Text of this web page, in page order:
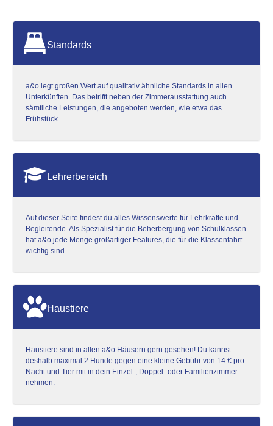
Standards
a&o legt großen Wert auf qualitativ ähnliche Standards in allen
Unterkünften. Das betrifft neben der Zimmerausstattung auch
sämtliche Leistungen, die angeboten werden, wie etwa das
Frühstück.
Lehrerbereich
Auf dieser Seite findest du alles Wissenswerte für Lehrkräfte und
Begleitende. Als Spezialist für die Beherbergung von Schulklassen
hat a&o jede Menge großartiger Features, die für die Klassenfahrt
wichtig sind.
Haustiere
Haustiere sind in allen a&o Häusern gern gesehen! Du kannst
deshalb maximal 2 Hunde gegen eine kleine Gebühr von 14 € pro
Nacht und Tier mit in dein Einzel-, Doppel- oder Familienzimmer
nehmen.